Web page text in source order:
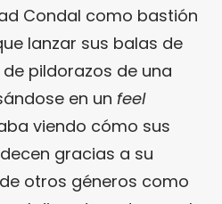
Condal como bastión
lanzar sus balas de
pildorazos de una
en un feel
viendo cómo sus
gracias a su
otros géneros como